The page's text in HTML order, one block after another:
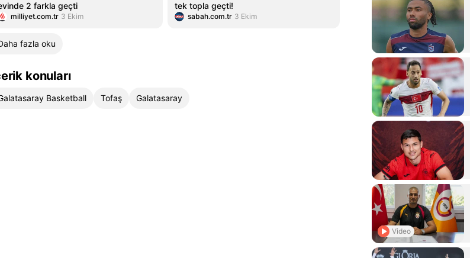
2 farkla geçti
milliyet.com.tr 3 Ekim
tek topla geçti!
sabah.com.tr 3 Ekim
fazla oku
konuları
Basketball Tofaş Galatasaray
Video